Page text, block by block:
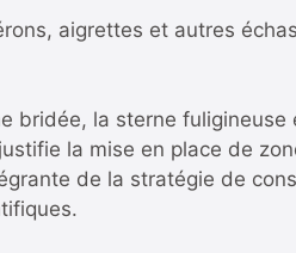
aigrettes et autres
bridée, la sterne
la mise en place de
de la stratégie de